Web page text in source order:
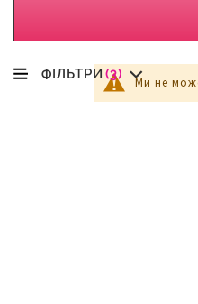
Ми не
ФІЛЬТРИ (3)